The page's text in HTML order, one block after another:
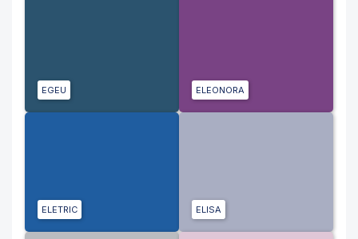
EGEU ELEONORA
ELETRIC ELISA